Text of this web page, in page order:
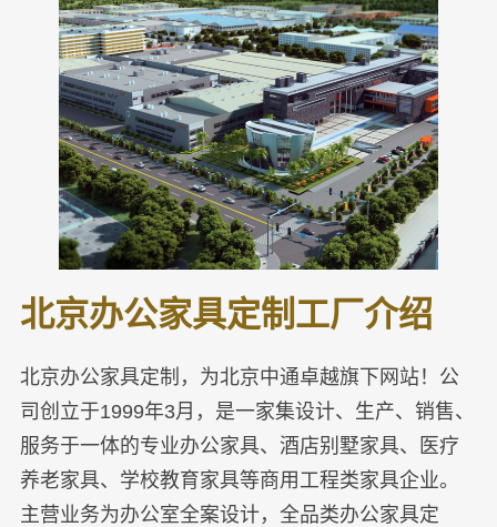
培训椅
洽谈椅
机场椅
剧院椅
吧椅
休闲沙发
北京办公家具定制工厂介绍
北京办公家具定制，为北京中通卓越旗下网站！公
司创立于1999年3月，是一家集设计、生产、销售、
服务于一体的专业办公家具、酒店别墅家具、医疗
养老家具、学校教育家具等商用工程类家具企业。
主营业务为办公室全案设计，全品类办公家具定